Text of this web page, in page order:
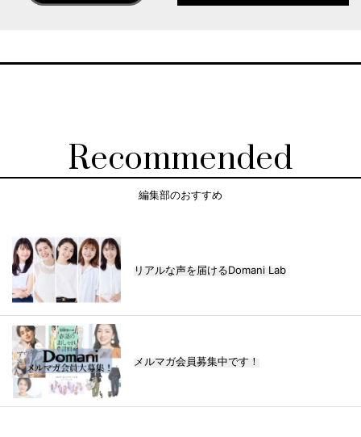
Recommended
編集部のおすすめ
リアルな声を届けるDomani Lab
メルマガ会員募集中です！